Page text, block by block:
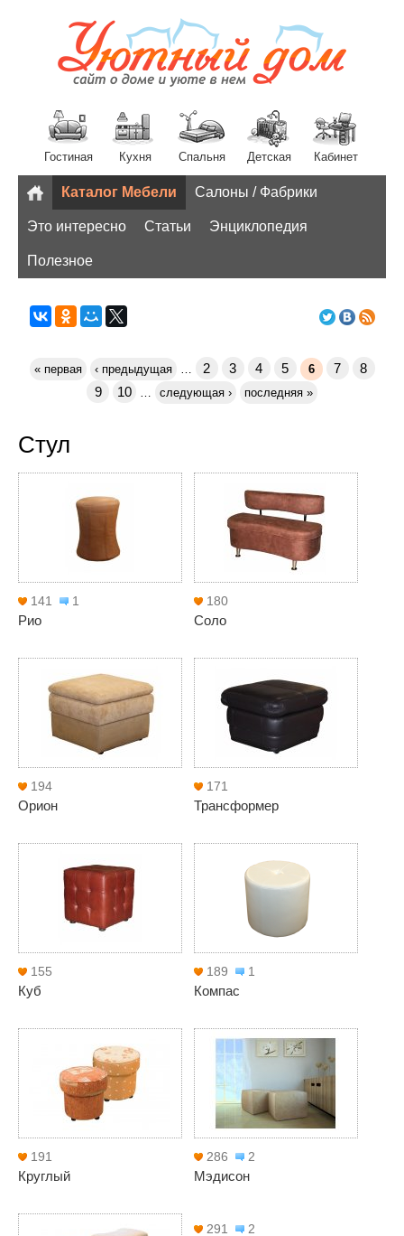
Гостиная Кухня Спальня Детская Кабинет
Разное
Каталог Мебели Салоны / Фабрики
Это интересно Статьи Энциклопедия
Полезное
« первая ‹ предыдущая … 2 3 4 5 6 7
8
9
10 … следующая › последняя »
Стул
141 1
Рио
180
Соло
194
Орион
171
Трансформер
155
Куб
189 1
Компас
191
Круглый
286 2
Мэдисон
291 2